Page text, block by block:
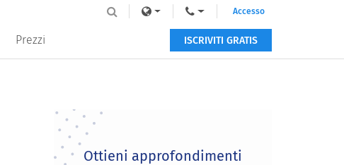
Prezzi
Accesso
ISCRIVITI GRATIS
Primary
Sidebar
Ottieni approfondimenti